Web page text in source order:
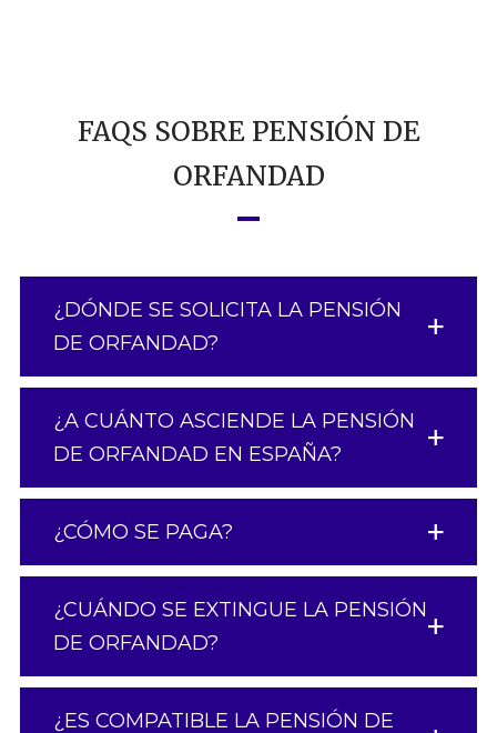
FAQS SOBRE PENSIÓN DE
ORFANDAD
¿DÓNDE SE SOLICITA LA PENSIÓN
DE ORFANDAD?
¿A CUÁNTO ASCIENDE LA PENSIÓN
DE ORFANDAD EN ESPAÑA?
¿CÓMO SE PAGA?
¿CUÁNDO SE EXTINGUE LA PENSIÓN
DE ORFANDAD?
¿ES COMPATIBLE LA PENSIÓN DE